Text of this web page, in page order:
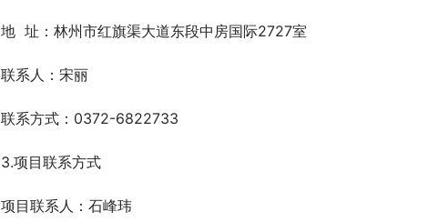
地  址：林州市红旗渠大道东段中房国际2727室
联系人：宋丽
联系方式：0372-6822733
3.项目联系方式
项目联系人：石峰玮